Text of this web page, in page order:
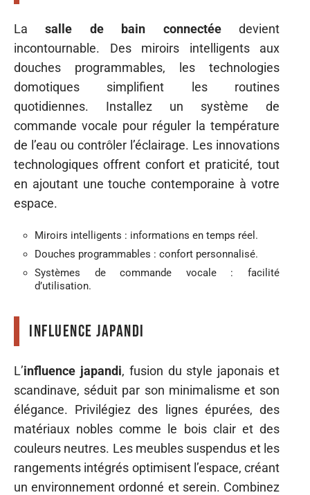
Lasalle de bain connectéedevient
incontournable. Des miroirs intelligents aux
douches programmables, les technologies
domotiques simplifient les routines
quotidiennes. Installez un système de
commande vocale pour réguler la température
de l’eau ou contrôler l’éclairage. Les innovations
technologiques offrent confort et praticité, tout
en ajoutant une touche contemporaine à votre
espace.
Miroirs intelligents : informations en temps réel.
Douches programmables : confort personnalisé.
Systèmes de commande vocale : facilité
d’utilisation.
Influence japandi
L’influence japandi, fusion du style japonais et
scandinave, séduit par son minimalisme et son
élégance. Privilégiez des lignes épurées, des
matériaux nobles comme le bois clair et des
couleurs neutres. Les meubles suspendus et les
rangements intégrés optimisent l’espace, créant
un environnement ordonné et serein. Combinez